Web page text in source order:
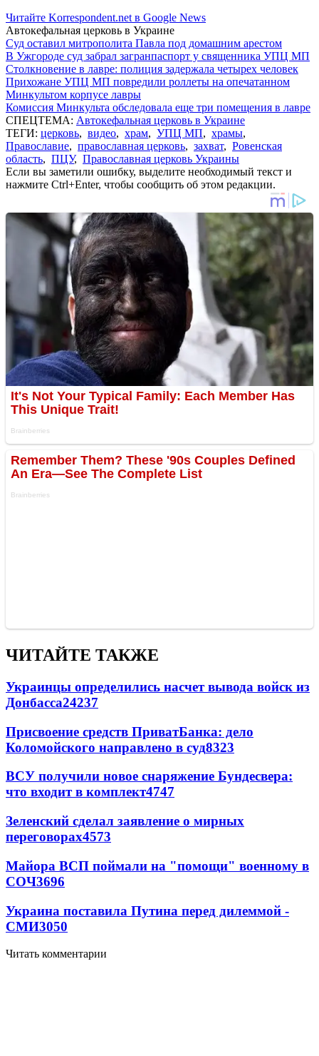
Читайте Korrespondent.net в Google News
Автокефальная церковь в Украине
Суд оставил митрополита Павла под домашним арестом
В Ужгороде суд забрал загранпаспорт у священника УПЦ МП
Столкновение в лавре: полиция задержала четырех человек
Прихожане УПЦ МП повредили роллеты на опечатанном
Минкультом корпусе лавры
Комиссия Минкульта обследовала еще три помещения в лавре
СПЕЦТЕМА: Автокефальная церковь в Украине
ТЕГИ: церковь, видео, храм, УПЦ МП, храмы,
Православие, православная церковь, захват, Ровенская
область, ПЦУ, Православная церковь Украины
Если вы заметили ошибку, выделите необходимый текст и
нажмите Ctrl+Enter, чтобы сообщить об этом редакции.
ЧИТАЙТЕ ТАКЖЕ
Украинцы определились насчет вывода войск из
Донбасса24237
Присвоение средств ПриватБанка: дело
Коломойского направлено в суд8323
ВСУ получили новое снаряжение Бундесвера:
что входит в комплект4747
Зеленский сделал заявление о мирных
переговорах4573
Майора ВСП поймали на "помощи" военному в
СОЧ3696
Украина поставила Путина перед дилеммой -
СМИ3050
Читать комментарии